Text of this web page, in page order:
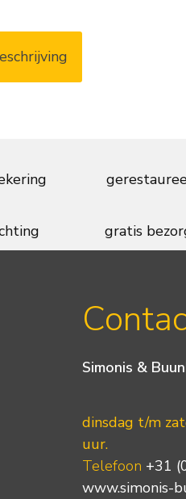
gratis
Simonis &
dinsdag t/m
uur.
Telefoon +31
www.simonis-